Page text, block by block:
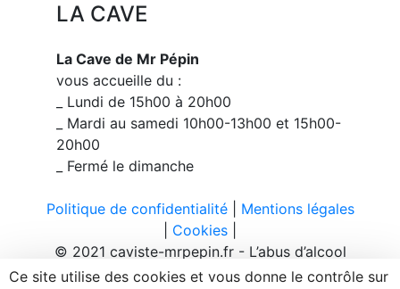
LA CAVE
La Cave de Mr Pépin
vous accueille du :
_ Lundi de 15h00 à 20h00
_ Mardi au samedi 10h00-13h00 et 15h00-
20h00
_ Fermé le dimanche
Politique de confidentialité| Mentions légales
Cookies
© 2021 caviste-mrpepin.fr - L’abus d’alcool
est dangereux pour la santé, à consommer
Ce site utilise des cookies et vous donne le contrôle sur